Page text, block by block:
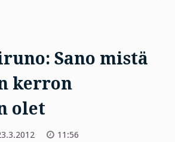
Sano mistä
kerron
olet
11:56